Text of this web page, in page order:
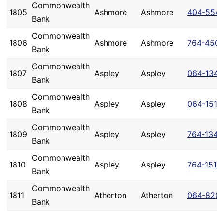
1805
Commonwealth
Bank
Ashmore Ashmore 404-
1806
Commonwealth
Bank
Ashmore Ashmore 764-
1807
Commonwealth
Bank
Aspley Aspley 064-
1808
Commonwealth
Bank
Aspley Aspley 064-151
1809
Commonwealth
Bank
Aspley Aspley 764-
1810
Commonwealth
Bank
Aspley Aspley 764-151
1811
Commonwealth
Bank
Atherton Atherton 064-